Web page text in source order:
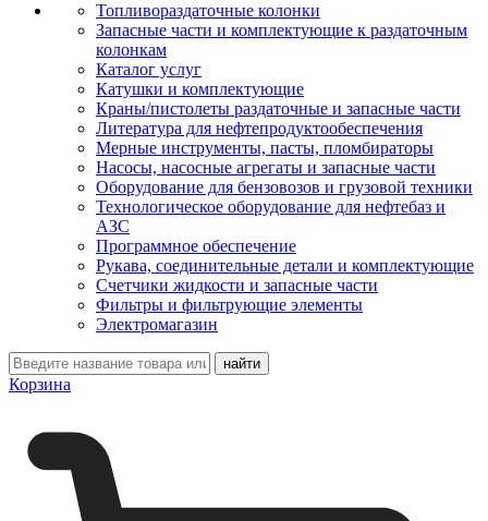
Топливораздаточные колонки
Запасные части и комплектующие к раздаточным
колонкам
Каталог услуг
Катушки и комплектующие
Краны/пистолеты раздаточные и запасные части
Литература для нефтепродуктообеспечения
Мерные инструменты, пасты, пломбираторы
Насосы, насосные агрегаты и запасные части
Оборудование для бензовозов и грузовой техники
Технологическое оборудование для нефтебаз и
АЗС
Программное обеспечение
Рукава, соединительные детали и комплектующие
Счетчики жидкости и запасные части
Фильтры и фильтрующие элементы
Электромагазин
Корзина